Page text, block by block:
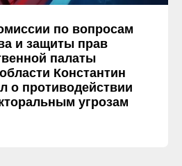
по вопросам
и защиты прав
палаты
Константин
о противодействии
угрозам